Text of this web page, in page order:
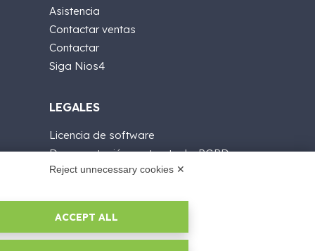
Asistencia
Contactar ventas
Contactar
Siga Nios4
LEGALES
Licencia de software
Documentación contractual y RGPD
Condiciones generales de suministro
Reject unnecessary cookies ✕
ACCEPT ALL